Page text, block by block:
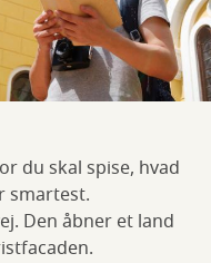
du skal spise, hvad
smartest.
Den åbner et land